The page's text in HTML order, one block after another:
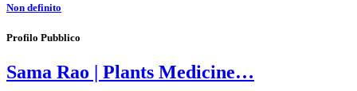
Non definito
Profilo Pubblico
Sama Rao | Plants Medicine…